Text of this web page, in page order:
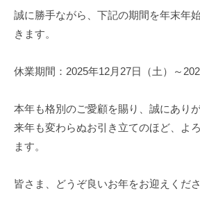
誠に勝手ながら、下記の期間を年末年
きます。
休業期間：2025年12月27日（土）～
本年も格別のご愛顧を賜り、誠にあり
来年も変わらぬお引き立てのほど、よ
ます。
皆さま、どうぞ良いお年をお迎えくださ